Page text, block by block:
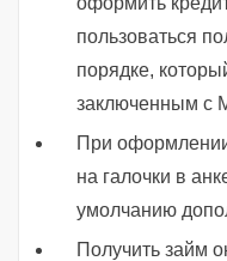
пользоваться
порядке,
заключенным с
При
на галочки в
умолчанию
Получить займ